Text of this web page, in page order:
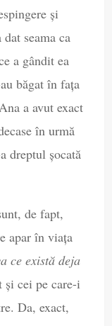
și
seama ca
a gândit ea
băgat în fața
a avut exact
în urmă
dreptul șocată
de fapt,
apar în viața
ce există deja
cei pe care-i
Da, exact,